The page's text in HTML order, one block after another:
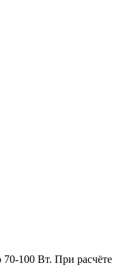
70-100 Вт. При расчёте